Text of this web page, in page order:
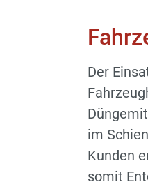
Der
im
Kunden
somit